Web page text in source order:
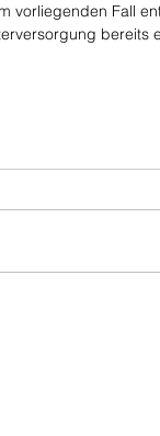
vorliegenden Fall
bereits